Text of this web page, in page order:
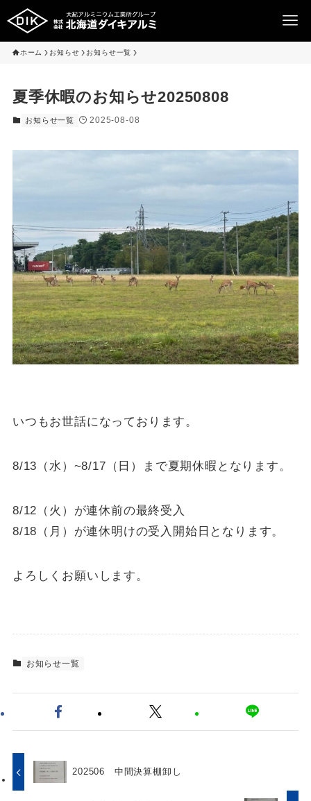
ホーム お知らせ お知らせ一覧
夏季休暇のお知らせ20250808
お知らせ一覧 2025-08-08
いつもお世話になっております。
8/13（水）~8/17（日）まで夏期休暇となります。
8/12（火）が連休前の最終受入
8/18（月）が連休明けの受入開始日となります。
よろしくお願いします。
お知らせ一覧
202506 中間決算棚卸し